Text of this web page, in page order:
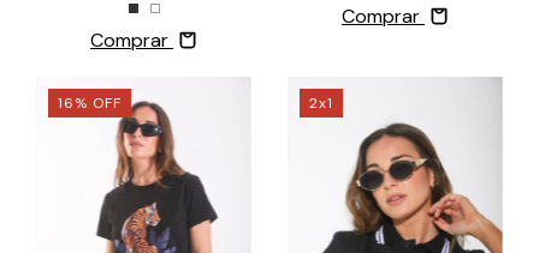
Comprar
Comprar
16% OFF 2x1